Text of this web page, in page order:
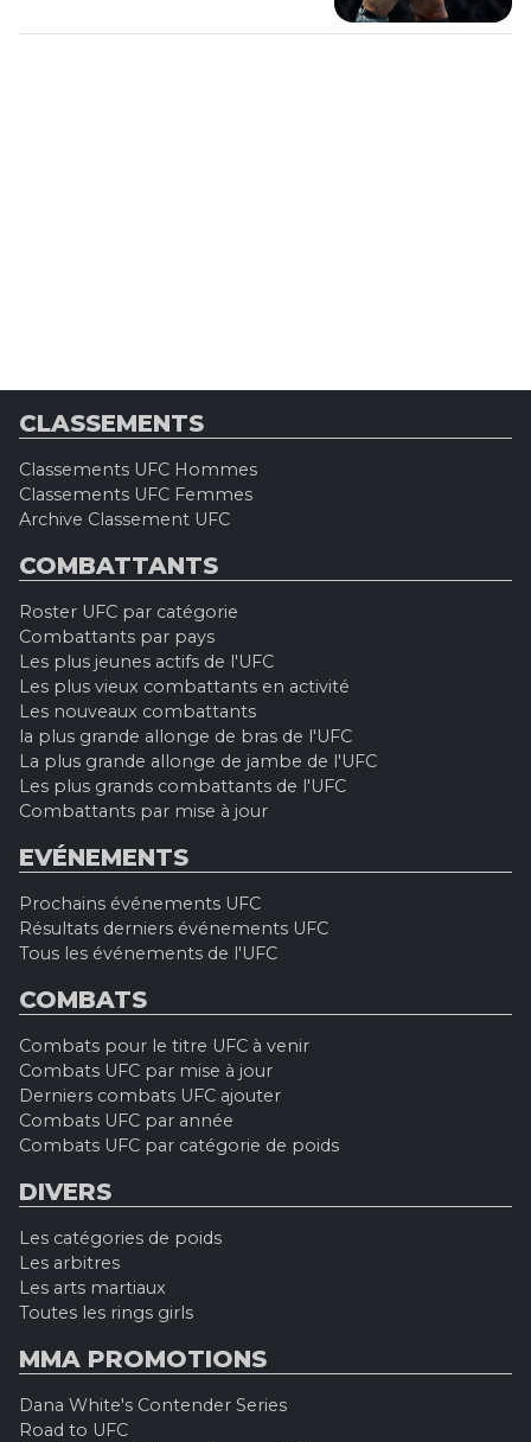
CLASSEMENTS
Classements UFC Hommes
Classements UFC Femmes
Archive Classement UFC
COMBATTANTS
Roster UFC par catégorie
Combattants par pays
Les plus jeunes actifs de l'UFC
Les plus vieux combattants en activité
Les nouveaux combattants
la plus grande allonge de bras de l'UFC
La plus grande allonge de jambe de l'UFC
Les plus grands combattants de l'UFC
Combattants par mise à jour
EVÉNEMENTS
Prochains événements UFC
Résultats derniers événements UFC
Tous les événements de l'UFC
COMBATS
Combats pour le titre UFC à venir
Combats UFC par mise à jour
Derniers combats UFC ajouter
Combats UFC par année
Combats UFC par catégorie de poids
DIVERS
Les catégories de poids
Les arbitres
Les arts martiaux
Toutes les rings girls
MMA PROMOTIONS
Dana White's Contender Series
Road to UFC